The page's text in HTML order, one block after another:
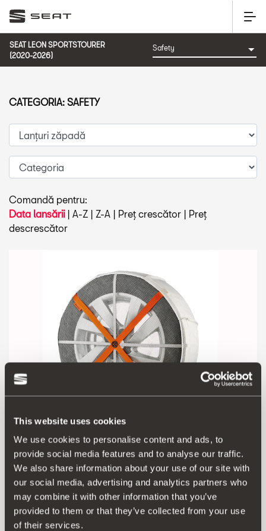
This website uses cookies
We use cookies to personalise content and ads, to
provide social media features and to analyse our traffic.
We also share information about your use of our site with
our social media, advertising and analytics partners who
may combine it with other information that you’ve
provided to them or that they’ve collected from your use
of their services.
SEAT LEON SPORTSTOURER
(2020-2026)
Comandă pentru:
Data lansării| A-Z | Z-A | Preț crescător | Preț
descrescător
000091375AE
Husă antiderapantă pentru anvelope 185/70R14 -
185/65R15 - 195/55R16
831.00 lei
CATEGORIA: SAFETY